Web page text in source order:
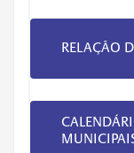
RELAÇÃO